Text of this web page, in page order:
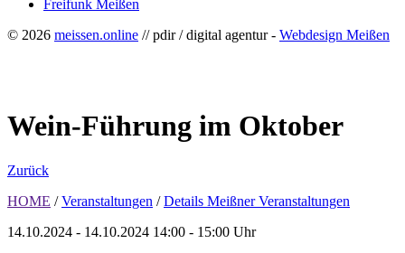
Freifunk Meißen
© 2026 meissen.online // pdir / digital agentur - Webdesign Meißen
Wein-Führung im Oktober
Zurück
HOME / Veranstaltungen / Details Meißner Veranstaltungen
14.10.2024 - 14.10.2024 14:00 - 15:00 Uhr